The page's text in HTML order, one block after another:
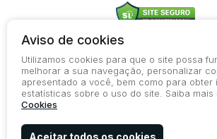
© 2026-present - Todos os direitos
Política de Privacidade
Termos de Uso
Aviso de cookies
Utilizamos cookies para que o site possa
melhorar a sua navegação, personalizar
apresentado a você, bem como para obter
estatísticas sobre o uso do site. Saiba mais
Cookies
Aceitar todos os cookies